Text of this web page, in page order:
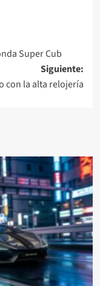
Super Cub
Siguiente:
con la alta relojería